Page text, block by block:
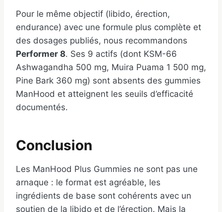
Pour le même objectif (libido, érection,
endurance) avec une formule plus complète et
des dosages publiés, nous recommandons
Performer 8. Ses 9 actifs (dont KSM-66
Ashwagandha 500 mg, Muira Puama 1 500 mg,
Pine Bark 360 mg) sont absents des gummies
ManHood et atteignent les seuils d’efficacité
documentés.
Conclusion
Les ManHood Plus Gummies ne sont pas une
arnaque : le format est agréable, les
ingrédients de base sont cohérents avec un
soutien de la libido et de l’érection. Mais la